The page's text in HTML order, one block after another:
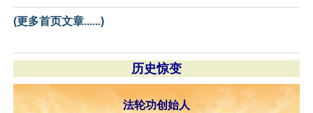
(更多首页文章......)
历史惊变
法轮功创始人